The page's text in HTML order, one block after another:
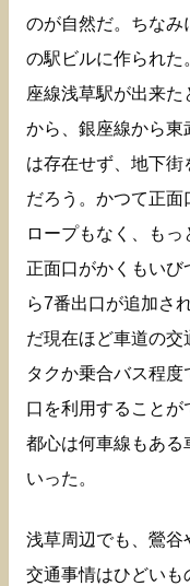
のが自然だ。ちなみ
の駅ビルに作られた
座線浅草駅が出来
から、銀座線から東
は存在せず、地下
だろう。かつて正面
ロープもなく、も
正面口がかくもい
ら7番出口が追加さ
だ現在ほど車道の交
タクか乗合バス程
口を利用することが
都心は何車線もある
いった。
浅草周辺でも、鶯谷
交通事情はひどいも